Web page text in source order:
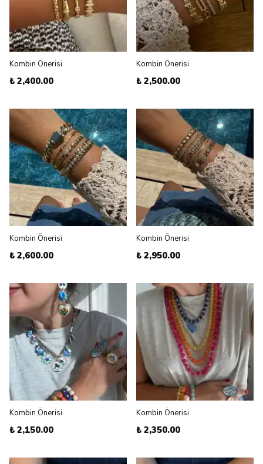
Kombin Önerisi
₺ 2,400.00
Kombin Önerisi
₺ 2,500.00
Kombin Önerisi
₺ 2,600.00
Kombin Önerisi
₺ 2,950.00
Kombin Önerisi
₺ 2,150.00
Kombin Önerisi
₺ 2,350.00